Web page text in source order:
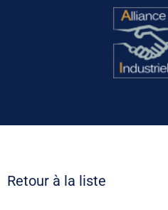
Retour à la liste